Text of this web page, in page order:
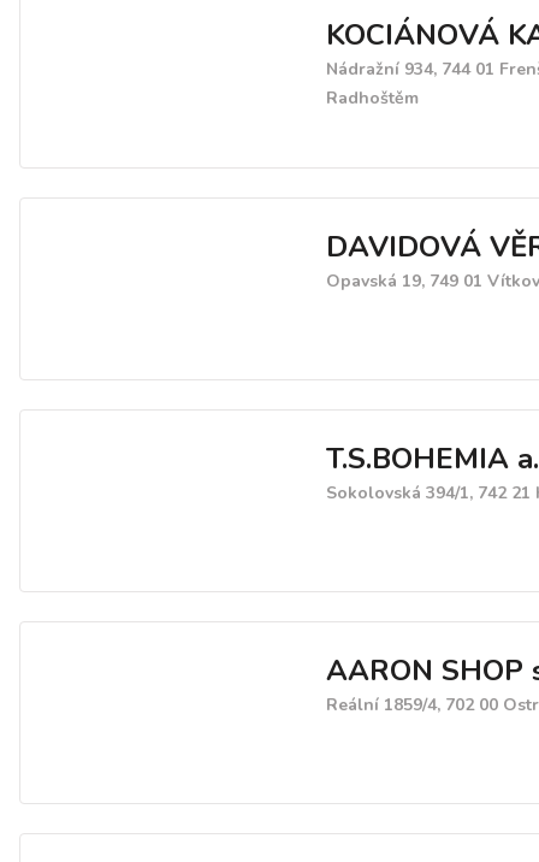
KOCIÁNOVÁ
Nádražní 934, 744 01
Radhoštěm
DAVIDOVÁ
Opavská 19, 749 01 Vítkov
T.S.BOHEMIA
Sokolovská 394/1, 742 21
AARON SHOP
Reální 1859/4, 702 00